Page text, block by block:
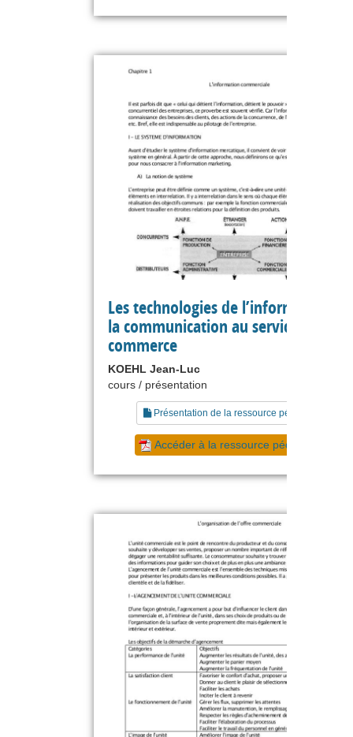
Les technologies de l’information et
la communication au service du
commerce
KOEHL Jean-Luc
cours / présentation
Présentation de la ressource pédagogique
Accéder à la ressource pédagogique